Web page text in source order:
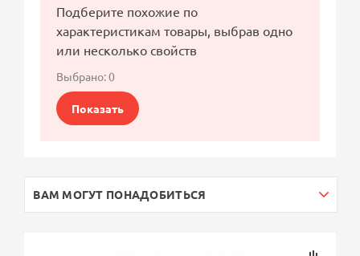
Подберите похожие по
характеристикам товары, выбрав одно
или несколько свойств
Выбрано:0
Показать
ВАМ МОГУТ ПОНАДОБИТЬСЯ